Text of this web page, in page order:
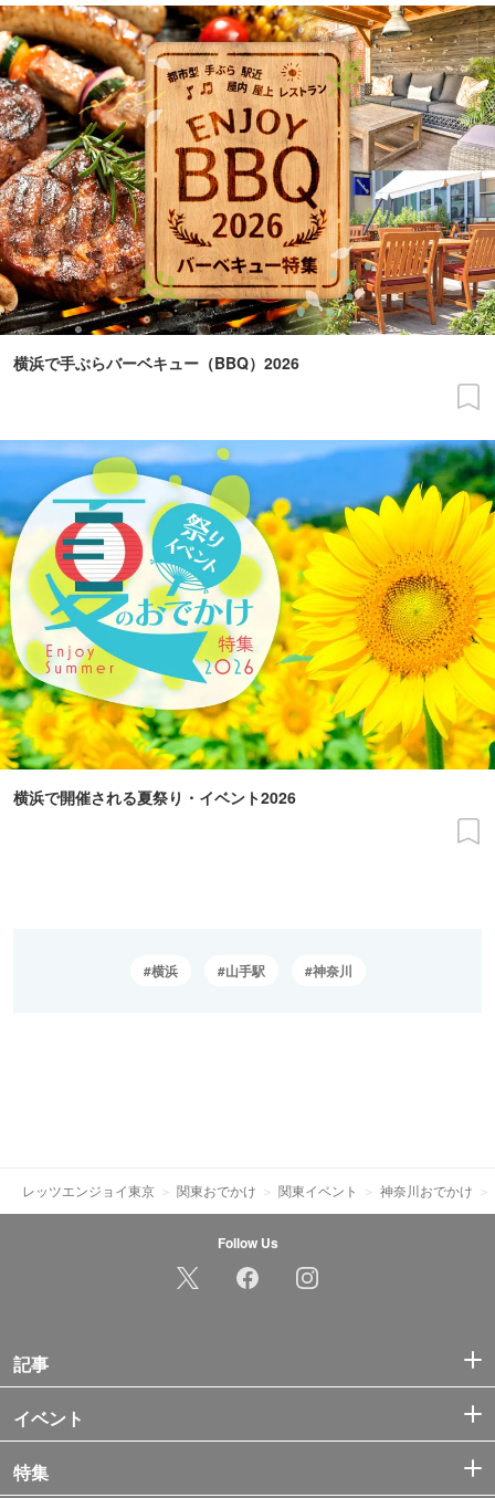
横浜で手ぶらバーベキュー（BBQ）2026
横浜で開催される夏祭り・イベント2026
横浜 山手駅 神奈川
レッツエンジョイ東京 関東おでかけ 関東イベント 神奈川おでかけ
Follow Us
記事
イベント
特集